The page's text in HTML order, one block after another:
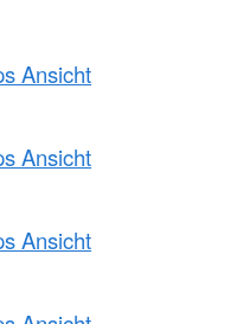
Ansicht
Ansicht
Ansicht